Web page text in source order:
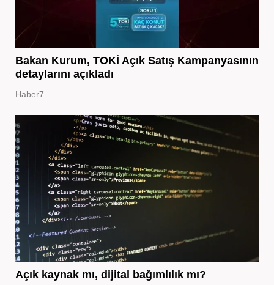
Bakan Kurum, TOKİ Açık Satış Kampanyasının
detaylarını açıkladı
Haber7
Açık kaynak mı, dijital bağımlılık mı?